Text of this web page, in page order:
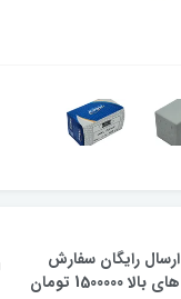
ارسال رایگان سفارش
های بالا 1500000 تومان